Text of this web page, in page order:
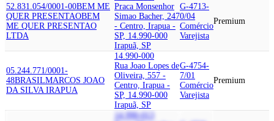
52.831.054/0001-00BEM ME
QUER PRESENTAOBEM
ME QUER PRESENTAO
LTDA
Praca Monsenhor
Simao Bacher, 247
- Centro, Irapua -
SP, 14.990-000
Irapuã, SP
G-4713-
0/04
Comércio
Varejista
Premium
05.244.771/0001-
48BRASILMARCOS JOAO
DA SILVA IRAPUA
14.990-000
Rua Joao Lopes de
Oliveira, 557 -
Centro, Irapua -
SP, 14.990-000
Irapuã, SP
G-4754-
7/01
Comércio
Varejista
Premium
14.990-013